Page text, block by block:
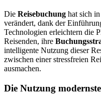
Die Reisebuchung hat sich
verändert, dank der
Technologien erleichtern die
Reisenden, ihre
intelligente Nutzung dieser
zwischen einer stressfreien
ausmachen.
Die Nutzung